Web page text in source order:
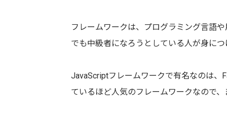
フレームワークは、プログラミング言語
でも中級者になろうとしている人が身に
JavaScriptフレームワークで有名なのは、
ているほど人気のフレームワークなので